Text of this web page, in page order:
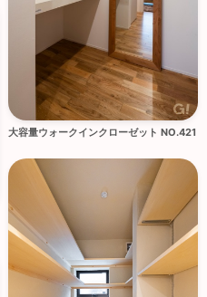
大容量ウォークインクローゼット NO.421